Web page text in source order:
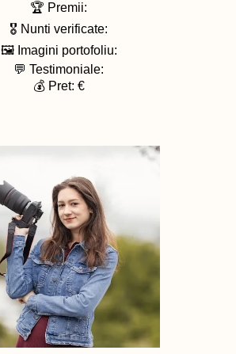
🏆 Premii:
🎖️ Nunti verificate:
🖼️ Imagini portofoliu:
💬 Testimoniale:
💰 Pret: €